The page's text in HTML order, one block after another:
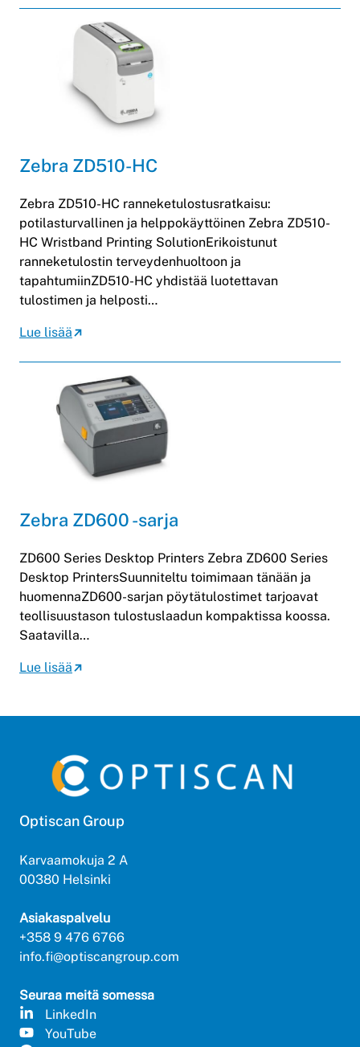
Zebra ZD510-HC
Zebra ZD510-HC ranneketulostusratkaisu:
potilasturvallinen ja helppokäyttöinen Zebra ZD510-
HC Wristband Printing SolutionErikoistunut
ranneketulostin terveydenhuoltoon ja
tapahtumiinZD510-HC yhdistää luotettavan
tulostimen ja helposti…
Lue lisää
Zebra ZD600 -sarja
ZD600 Series Desktop Printers Zebra ZD600 Series
Desktop PrintersSuunniteltu toimimaan tänään ja
huomennaZD600-sarjan pöytätulostimet tarjoavat
teollisuustason tulostuslaadun kompaktissa koossa.
Saatavilla…
Lue lisää
Optiscan Group
Karvaamokuja 2 A
00380 Helsinki
Asiakaspalvelu
+358 9 476 6766
info.fi@optiscangroup.com
Seuraa meitä somessa
LinkedIn
YouTube